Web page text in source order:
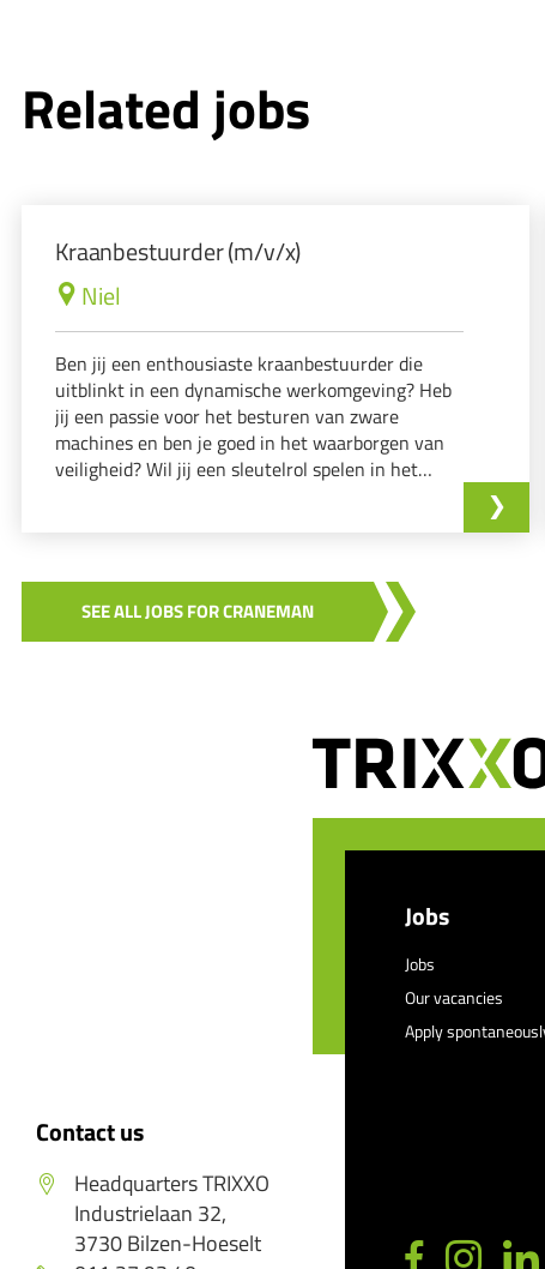
Related jobs
Kraanbestuurder (m/v/x)
Niel
Ben jij een enthousiaste kraanbestuurder die
uitblinkt in een dynamische werkomgeving? Heb
jij een passie voor het besturen van zware
machines en ben je goed in het waarborgen van
veiligheid? Wil jij een sleutelrol spelen in het
SEE ALL JOBS FOR CRANEMAN
Contact us
Headquarters TRIXXO
Industrielaan 32,
3730 Bilzen-Hoeselt
Jobs
Jobs
Our vacancies
Apply